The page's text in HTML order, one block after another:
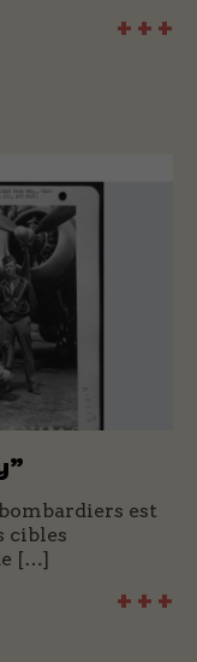
+ + +
est
cibles
[…]
+ + +